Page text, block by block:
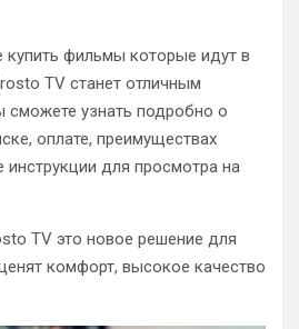
купить фильмы которые идут в
TV станет отличным
сможете узнать подробно о
оплате, преимуществах
инструкции для просмотра на
TV это новое решение для
комфорт, высокое качество